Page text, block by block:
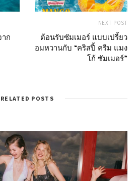
ก
NEXT POST
ต้อนรับซัมเมอร์ แบบเปรี้ยว
อมหวานกับ “คริสปี้ ครีม แมง
โก้ ซัมเมอร์”
RELATED POSTS